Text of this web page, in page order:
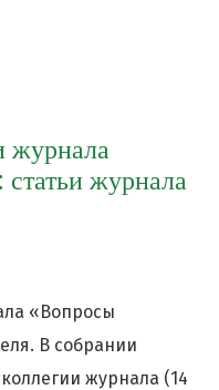
журнала
журнала
«Вопросы
В собрании
журнала (14